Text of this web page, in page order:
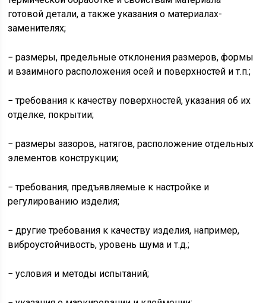
готовой детали, а также указания о материалах-
заменителях;
− размеры, предельные отклонения размеров, формы
и взаимного расположения осей и поверхностей и т.п.;
− требования к качеству поверхностей, указания об их
отделке, покрытии;
− размеры зазоров, натягов, расположение отдельных
элементов конструкции;
− требования, предъявляемые к настройке и
регулированию изделия;
− другие требования к качеству изделия, например,
виброустойчивость, уровень шума и т.д.;
− условия и методы испытаний;